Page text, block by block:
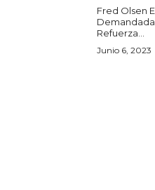
Fred Olsen
Refuerza...
Junio 6, 2023